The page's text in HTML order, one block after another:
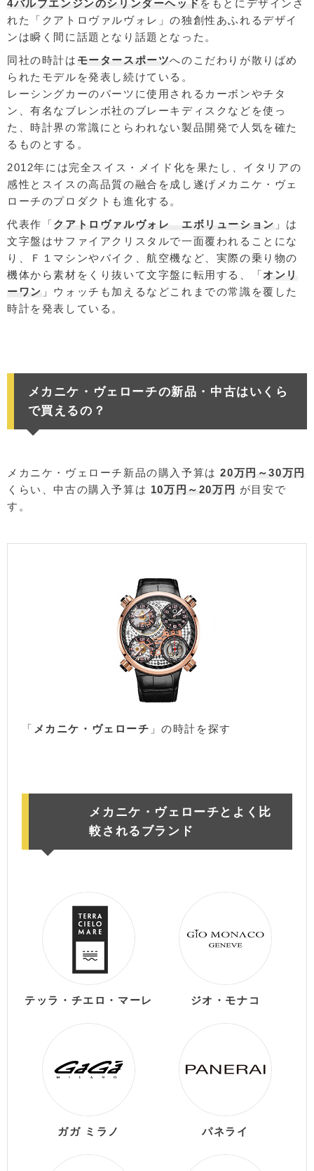
4バルブエンジンのシリンダーヘッド をもとにデザインさ
れた「クアトロヴァルヴォレ」の独創性あふれるデザイ
ンは瞬く間に話題となり話題となった。
同社の時計は モータースポーツへのこだわりが散りばめ
られたモデルを発表し続けている。
レーシングカーのパーツに使用されるカーボンやチタ
ン、有名なブレンボ社のブレーキディスクなどを使っ
た、時計界の常識にとらわれない製品開発で人気を確た
るものとする。
2012年には完全スイス・メイド化を果たし、イタリアの
感性とスイスの高品質の融合を成し遂げメカニケ・ヴェ
ローチのプロダクトも進化する。
代表作「クアトロヴァルヴォレ エボリューション 」は
文字盤はサファイアクリスタルで一面覆われることにな
り、Ｆ１マシンやバイク、航空機など、実際の乗り物の
機体から素材をくり抜いて文字盤に転用する、「オンリ
ーワン 」ウォッチも加えるなどこれまでの常識を覆した
時計を発表している。
メカニケ・ヴェローチの新品・中古はいくら
で買えるの？
メカニケ・ヴェローチ新品の購入予算は20万円～30万円
くらい、中古の購入予算は 10万円～20万円 が目安で
す。
「 メカニケ・ヴェローチ 」の時計を探す
メカニケ・ヴェローチとよく比
較されるブランド
テッラ・チエロ・マーレ ジオ・モナコ
ガガ ミラノ パネライ